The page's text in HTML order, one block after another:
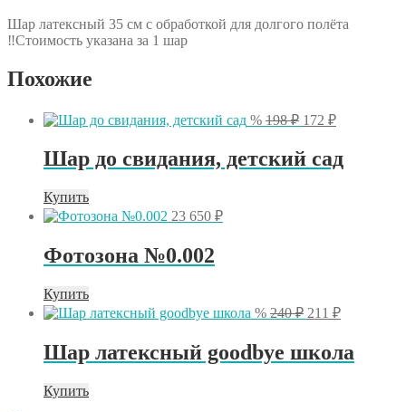
Шар латексный 35 см с обработкой для долгого полёта
‼️Стоимость указана за 1 шар
Похожие
% 198₽ Первоначальная
составляла
198 ₽.
172 ₽Текущая
Шар до свидания, детский сад
Купить
23 650 ₽
Фотозона №0.002
Купить
% 240₽ Первоначальная
240 ₽.
211 ₽Текущая
Шар латексный goodbye школа
Купить